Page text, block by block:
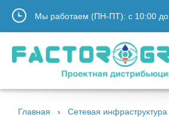
Мы работаем (ПН-ПТ): с 10:00 до
Главная Сетевая инфраструктура